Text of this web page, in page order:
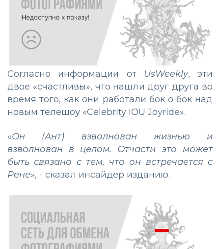
Согласно информации от UsWeekly, эти
двое «счастливы», что нашли друг друга во
время того, как они работали бок о бок над
новым телешоу «Celebrity IOU Joyride».
«Он (Ант) взволнован жизнью и
взволнован в целом. Отчасти это может
быть связано с тем, что он встречается с
Рене», - сказал инсайдер изданию.